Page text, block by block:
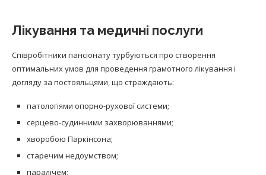
Лікування та медичні послуги
Співробітники пансіонату турбуються про створення
оптимальних умов для проведення грамотного лікування і
догляду за постояльцями, що страждають:
патологіями опорно-рухової системи;
серцево-судинними захворюваннями;
хворобою Паркінсона;
старечим недоумством;
паралічем;